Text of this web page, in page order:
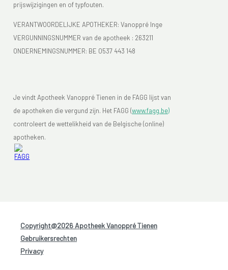
prijswijzigingen en of typfouten.
VERANTWOORDELIJKE APOTHEKER: Vanoppré Inge
VERGUNNINGSNUMMER van de apotheek : 263211
ONDERNEMINGSNUMMER: BE 0537 443 148
Je vindt Apotheek Vanoppré Tienen in de FAGG lijst van
de apotheken die vergund zijn. Het FAGG (www.fagg.be)
controleert de wettelikheid van de Belgische (online)
apotheken.
Copyright@2026 Apotheek Vanoppré Tienen
Gebruikersrechten
Privacy